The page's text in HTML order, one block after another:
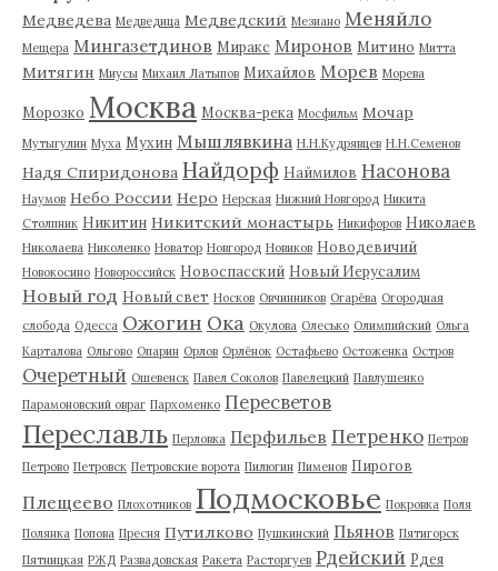
Медведева Медведица Медведский Мезиано Меняйло
Мещера Мингазетдинов Миракс Миронов Митино Митта
Митягин Миусы Михаил Латыпов Михайлов Морев Морева
Морозко Москва Москва-река Мосфильм Мочар
Мутыгулин Муха Мухин Мышлявкина Н.Н.Кудрявцев Н.Н.Семенов
Надя Спиридонова Найдорф Наймилов Насонова
Наумов Небо России Неро Нерская Нижний Новгород Никита
Столпник Никитин Никитский монастырь Никифоров Николаев
Николаева Николенко Новатор Новгород Новиков Новодевичий
Новокосино Новороссийск Новоспасский Новый Иерусалим
Новый год Новый свет Носков Овчинников Огарёва Огородная
слобода Одесса Ожогин Ока Окулова Олесько Олимпийский Ольга
Карталова Ольгово Опарин Орлов Орлёнок Остафьево Остоженка Остров
Очеретный Ошевенск Павел Соколов Павелецкий Павлушенко
Парамоновский овраг Пархоменко Пересветов
Переславль Перловка Перфильев Петренко Петров
Петрово Петровск Петровские ворота Пилюгин Пименов Пирогов
Плещеево Плохотников Подмосковье Покровка Поля
Полянка Попова Пресня Путилково Пушкинский Пьянов Пятигорск
Пятницкая РЖД Развадовская Ракета Расторгуев Рдейский Рдея